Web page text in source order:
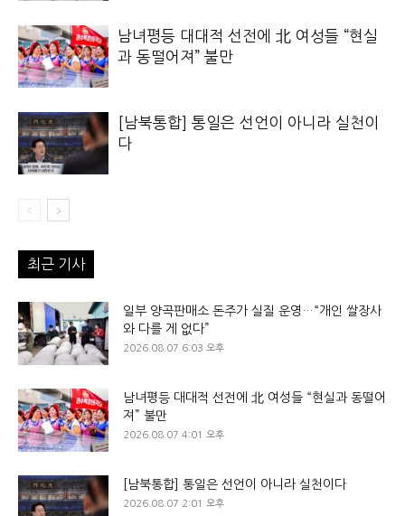
남녀평등 대대적 선전에 北 여성들 “현실
과 동떨어져” 불만
[남북통합] 통일은 선언이 아니라 실천이
다
최근 기사
일부 양곡판매소 돈주가 실질 운영…“개인 쌀장사
와 다를 게 없다”
2026.08.07 6:03 오후
남녀평등 대대적 선전에 北 여성들 “현실과 동떨어
져” 불만
2026.08.07 4:01 오후
[남북통합] 통일은 선언이 아니라 실천이다
2026.08.07 2:01 오후